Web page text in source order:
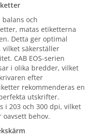
och
matas etiketterna
Detta ger optimal
säkerställer
CAB EOS-serien
i olika bredder, vilket
efter
rekommenderas en
utskrifter.
i 203 och 300 dpi, vilket
behov.